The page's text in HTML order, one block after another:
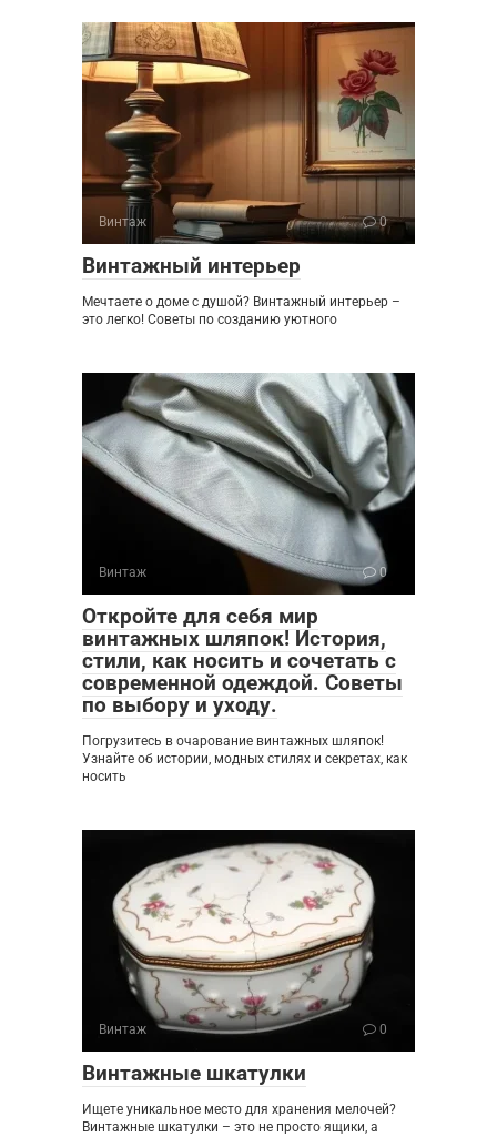
Винтаж 0
Винтажный интерьер
Мечтаете о доме с душой? Винтажный интерьер –
это легко! Советы по созданию уютного
Винтаж 0
Откройте для себя мир
винтажных шляпок! История,
стили, как носить и сочетать с
современной одеждой. Советы
по выбору и уходу.
Погрузитесь в очарование винтажных шляпок!
Узнайте об истории, модных стилях и секретах, как
носить
Винтаж 0
Винтажные шкатулки
Ищете уникальное место для хранения мелочей?
Винтажные шкатулки – это не просто ящики, а